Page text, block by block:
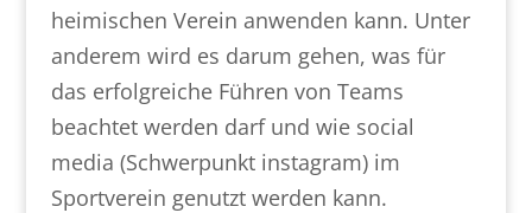
heimischen Verein anwenden kann. Unter
anderem wird es darum gehen, was für
das erfolgreiche Führen von Teams
beachtet werden darf und wie social
media (Schwerpunkt instagram) im
Sportverein genutzt werden kann.